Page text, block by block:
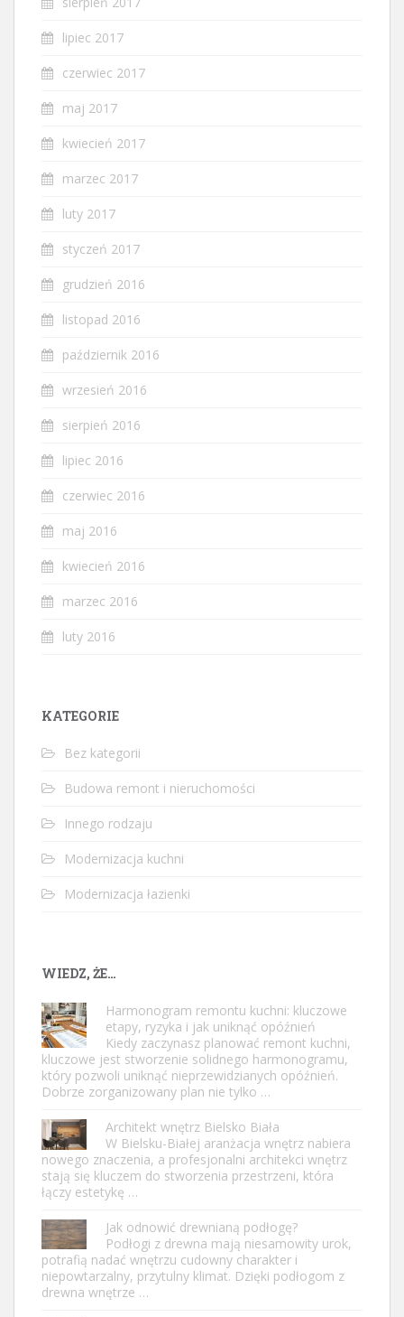
lipiec 2017
czerwiec 2017
maj 2017
kwiecień 2017
marzec 2017
luty 2017
styczeń 2017
grudzień 2016
listopad 2016
październik 2016
wrzesień 2016
sierpień 2016
lipiec 2016
czerwiec 2016
maj 2016
kwiecień 2016
marzec 2016
luty 2016
KATEGORIE
Bez kategorii
Budowa remont i nieruchomości
Innego rodzaju
Modernizacja kuchni
Modernizacja łazienki
WIEDZ, ŻE…
Harmonogram remontu kuchni: kluczowe
etapy, ryzyka i jak uniknąć opóźnień
Kiedy zaczynasz planować remont kuchni,
kluczowe jest stworzenie solidnego harmonogramu,
który pozwoli uniknąć nieprzewidzianych opóźnień.
Dobrze zorganizowany plan nie tylko …
Architekt wnętrz Bielsko Biała
W Bielsku-Białej aranżacja wnętrz nabiera
nowego znaczenia, a profesjonalni architekci wnętrz
stają się kluczem do stworzenia przestrzeni, która
łączy estetykę …
Jak odnowić drewnianą podłogę?
Podłogi z drewna mają niesamowity urok,
potrafią nadać wnętrzu cudowny charakter i
niepowtarzalny, przytulny klimat. Dzięki podłogom z
drewna wnętrze …